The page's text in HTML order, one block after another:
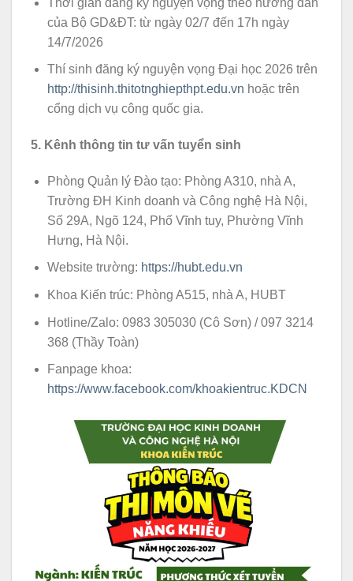
của Bộ GD&ĐT: từ ngày 02/7 đến 17h ngày
14/7/2026
Thí sinh đăng ký nguyện vọng Đại học 2026 trên
http://thisinh.thitotnghiepthpt.edu.vn hoặc trên
cổng dịch vụ công quốc gia.
5. Kênh thông tin tư vấn tuyển sinh
Phòng Quản lý Đào tạo: Phòng A310, nhà A,
Trường ĐH Kinh doanh và Công nghệ Hà Nội,
Số 29A, Ngõ 124, Phố Vĩnh tuy, Phường Vĩnh
Hưng, Hà Nội.
Website trường: https://hubt.edu.vn
Khoa Kiến trúc: Phòng A515, nhà A, HUBT
Hotline/Zalo: 0983 305030 (Cô Sơn) / 097 3214
368 (Thầy Toàn)
Fanpage khoa:
https://www.facebook.com/khoakientruc.KDCN